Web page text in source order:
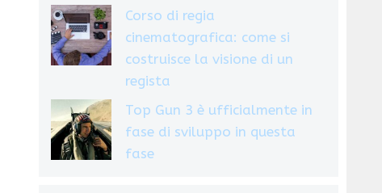
Corso di regia
cinematografica: come si
costruisce la visione di un
regista
Top Gun 3 è ufficialmente in
fase di sviluppo in questa
fase